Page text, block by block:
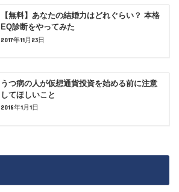
【無料】あなたの結婚力はどれぐらい？ 本格
EQ診断をやってみた
2017年11月23日
うつ病の人が仮想通貨投資を始める前に注意
してほしいこと
2018年1月1日